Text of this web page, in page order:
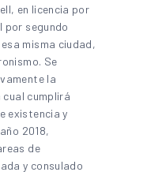
en licencia por
por segundo
misma ciudad,
Se
la
cumplirá
existencia y
2018,
de
y consulado